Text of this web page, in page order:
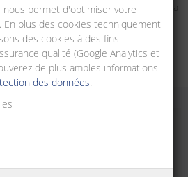
de commande et d'automatisation. La
des relais temporisés à fonctions
réglables ainsi que des relais avec
qu'une temporisation à la mise en
de cadence et en étoile-triangle.
nous permet d'optimiser votre
En plus des cookies techniquement
des cookies à des fins
qualité (Google Analytics et
de plus amples informations
des données.